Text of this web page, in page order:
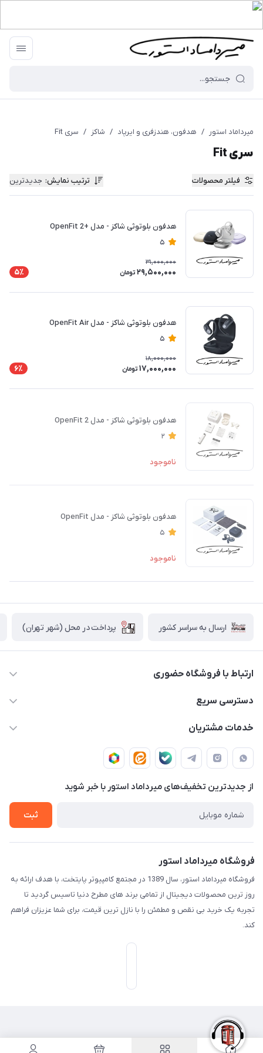
میرداماد استور / هدفون، هندزفری و ایرپاد / شاکز / سری Fit
سری Fit
فیلتر محصولات ترتیب نمایش: جدیدترین
هدفون بلوتوثی شاکز - مدل +OpenFit 2
5
31,000,000
29,500,000 تومان 5٪
هدفون بلوتوثی شاکز - مدل OpenFit Air
5
18,000,000
17,000,000 تومان 6٪
هدفون بلوتوثی شاکز - مدل OpenFit 2
2
ناموجود
هدفون بلوتوثی شاکز - مدل OpenFit
5
ناموجود
ارسال به سراسر کشور پرداخت در محل (شهر تهران)
ارتباط با فروشگاه حضوری
02188874370 - 02188874371
پایتخت - طبقه اول - واحد 172
دسترسی سریع
صـفـحـه اصـلـی
دربـاره مـیـردامـاد اسـتـور
خدمات مشتریان
قـوانـیـن و مـقـررات
روش هـای پـرداخـت
تـیـکـت بـه پـشـتـیـبـانـی
از جدید‌ترین تخفیف‌های میرداماد استور با‌ خبر شوید
ثبت
فروشگاه میرداماد استور
فروشگاه میرداماد استور، سال 1389 در مجتمع کامپیوتر پایتخت، با هدف ارائه به
روز ترین محصولات دیجیتال از تمامی برند های مطرح دنیا تاسیس گردید تا
تجربه یک خرید بی نقص و مطمئن را با نازل ترین قیمت، برای شما عزیزان فراهم
کند.